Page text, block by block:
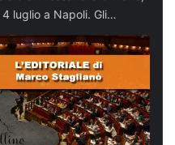
luglio a Napoli. Gli…